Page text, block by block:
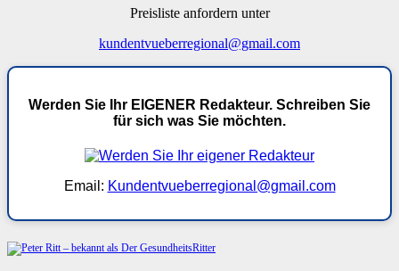
Preisliste anfordern unter
kundentvueberregional@gmail.com
Werden Sie Ihr EIGENER Redakteur. Schreiben Sie
für sich was Sie möchten.
Email: Kundentvueberregional@gmail.com